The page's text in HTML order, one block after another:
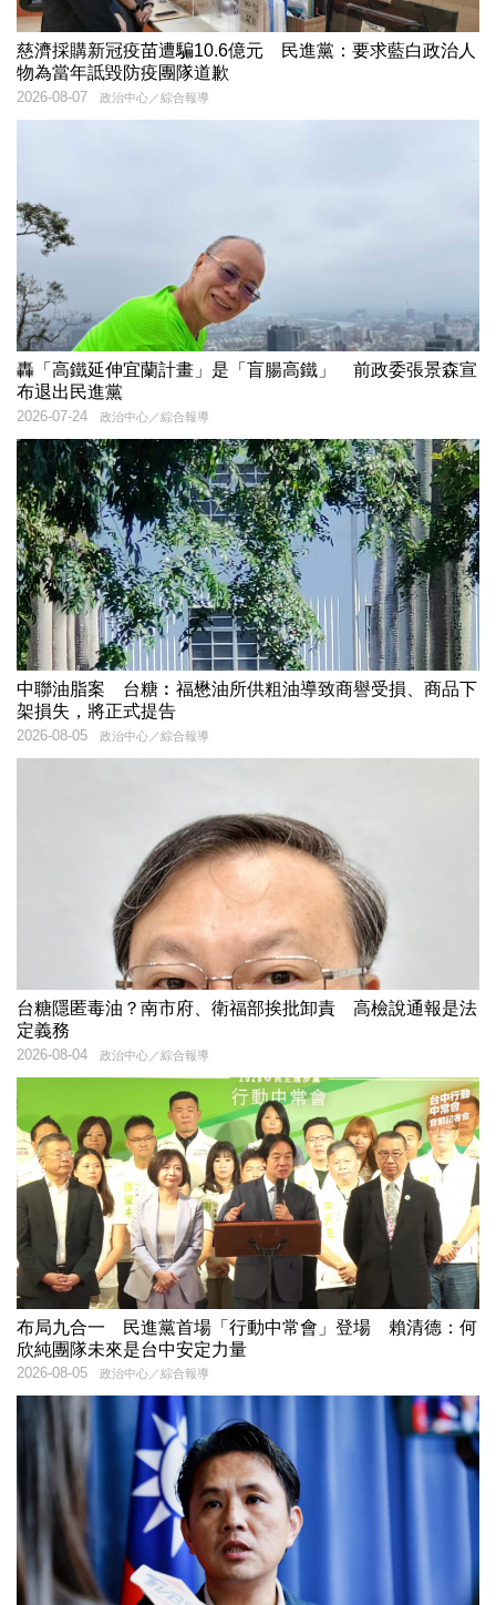
慈濟採購新冠疫苗遭騙10.6億元 民進黨：要求藍白政治人
物為當年詆毀防疫團隊道歉
政治中心／綜合報導
2026-08-07
轟「高鐵延伸宜蘭計畫」是「盲腸高鐵」 前政委張景森宣
布退出民進黨
政治中心／綜合報導
2026-07-24
中聯油脂案 台糖︰福懋油所供粗油導致商譽受損、商品下
架損失，將正式提告
政治中心／綜合報導
2026-08-05
台糖隱匿毒油？南市府、衛福部挨批卸責 高檢說通報是法
定義務
政治中心／綜合報導
2026-08-04
布局九合一 民進黨首場「行動中常會」登場 賴清德：何
欣純團隊未來是台中安定力量
政治中心／綜合報導
2026-08-05